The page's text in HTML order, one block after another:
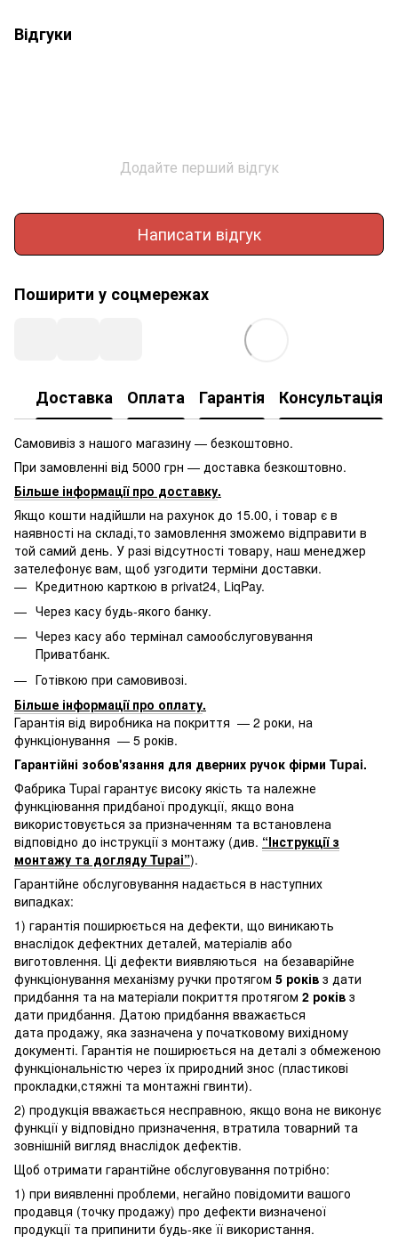
Відгуки
Додайте перший відгук
Написати відгук
Поширити у соцмережах
Доставка Оплата Гарантія Консультація
Самовивіз з нашого магазину — безкоштовно.
При замовленні від 5000 грн — доставка безкоштовно.
Більше інформації про доставку.
Якщо кошти надійшли на рахунок до 15.00, і товар є в
наявності на складі,то замовлення зможемо відправити в
той самий день. У разі відсутності товару, наш менеджер
зателефонує вам, щоб узгодити терміни доставки.
Кредитною карткою в privat24, LiqPay.
Через касу будь-якого банку.
Через касу або термінал самообслуговування
Приватбанк.
Готівкою при самовивозі.
Більше інформації про оплату.
Гарантія від виробника на покриття — 2 роки, на
функціонування — 5 років.
Гарантійні зобов'язання для дверних ручок фірми Tupai.
Фабрика Tupai гарантує високу якість та належне
функціювання придбаної продукції, якщо вона
використовується за призначенням та встановлена
відповідно до інструкції з монтажу (див. “Інструкції з
монтажу та догляду Tupai”).
Гарантійне обслуговування надається в наступних
випадках:
1) гарантія поширюється на дефекти, що виникають
внаслідок дефектних деталей, матеріалів або
виготовлення. Ці дефекти виявляються на безаварійне
функціонування механізму ручки протягом 5 років з дати
придбання та на матеріали покриття протягом 2 років з
дати придбання. Датою придбання вважається
дата продажу, яка зазначена у початковому вихідному
документі. Гарантія не поширюється на деталі з обмеженою
функціональністю через їх природний знос (пластикові
прокладки,стяжні та монтажні гвинти).
2) продукція вважається несправною, якщо вона не виконує
функції у відповідно призначення, втратила товарний та
зовнішній вигляд внаслідок дефектів.
Щоб отримати гарантійне обслуговування потрібно:
1) при виявленні проблеми, негайно повідомити вашого
продавця (точку продажу) про дефекти визначеної
продукції та припинити будь-яке її використання.